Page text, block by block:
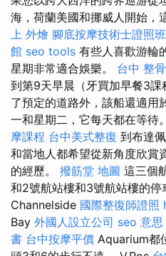
海，荷蘭美國和挪威人開始，
上 外燴 腳底按摩技術士證照班
館 seo tools 有些人喜歡游輪
星期非常適合娛樂。 台中 整骨
到第9天早晨（牙買加早餐3
了預定的道路外，該船還適用
一和星期二，它每天都在等待。
摩課程 台中美式整復 到布達
和當地人都希望從新角度欣賞
的經歷。 撥筋堂 地圖 這三個
和2號航站樓和3號航站樓的停
Channelside 國際整復師證照
Bay 外國人設立公司 seo 意思
書 台中按摩平價 Aquarium都